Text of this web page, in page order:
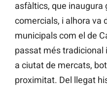
asfàltics, que
comercials, i alhora va
municipals com el de
passat més tradicional
a ciutat de mercats,
proximitat. Del llegat